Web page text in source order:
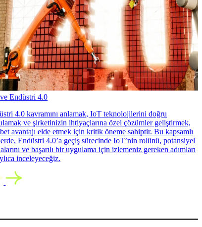
Endüstri 4.0
4.0 kavramını anlamak, IoT teknolojilerini doğru
ve şirketinizin ihtiyaçlarına özel çözümler geliştirmek,
avantajı elde etmek için kritik öneme sahiptir. Bu kapsamlı
Endüstri 4.0’a geçiş sürecinde IoT’nin rolünü, potansiyel
ve başarılı bir uygulama için izlemeniz gereken adımları
inceleyeceğiz.